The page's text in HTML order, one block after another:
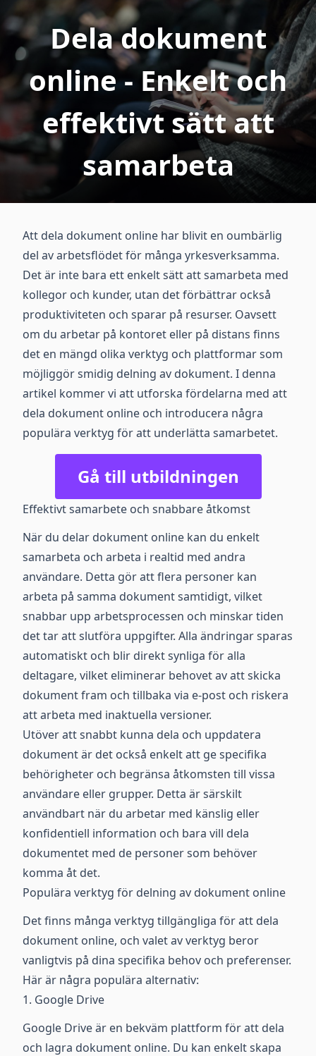
Dela dokument
online - Enkelt och
effektivt sätt att
samarbeta
Att dela dokument online har blivit en oumbärlig
del av arbetsflödet för många yrkesverksamma.
Det är inte bara ett enkelt sätt att samarbeta med
kollegor och kunder, utan det förbättrar också
produktiviteten och sparar på resurser. Oavsett
om du arbetar på kontoret eller på distans finns
det en mängd olika verktyg och plattformar som
möjliggör smidig delning av dokument. I denna
artikel kommer vi att utforska fördelarna med att
dela dokument online och introducera några
populära verktyg för att underlätta samarbetet.
Gå till utbildningen
Effektivt samarbete och snabbare åtkomst
När du delar dokument online kan du enkelt
samarbeta och arbeta i realtid med andra
användare. Detta gör att flera personer kan
arbeta på samma dokument samtidigt, vilket
snabbar upp arbetsprocessen och minskar tiden
det tar att slutföra uppgifter. Alla ändringar sparas
automatiskt och blir direkt synliga för alla
deltagare, vilket eliminerar behovet av att skicka
dokument fram och tillbaka via e-post och riskera
att arbeta med inaktuella versioner.
Utöver att snabbt kunna dela och uppdatera
dokument är det också enkelt att ge specifika
behörigheter och begränsa åtkomsten till vissa
användare eller grupper. Detta är särskilt
användbart när du arbetar med känslig eller
konfidentiell information och bara vill dela
dokumentet med de personer som behöver
komma åt det.
Populära verktyg för delning av dokument online
Det finns många verktyg tillgängliga för att dela
dokument online, och valet av verktyg beror
vanligtvis på dina specifika behov och preferenser.
Här är några populära alternativ:
1. Google Drive
Google Drive är en bekväm plattform för att dela
och lagra dokument online. Du kan enkelt skapa